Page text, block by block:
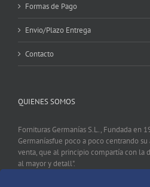
Formas de Pago
Envio/Plazo Entrega
Contacto
QUIENES SOMOS
Fornituras Germanías S.L., Fundada en
Germaníasfue poco a poco centrando
venta, que al principio compartía con la
al mayor y detall".